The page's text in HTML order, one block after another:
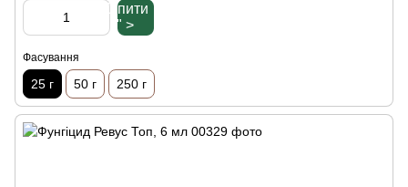
Купити
" >
Фасування
25 г 50 г 250 г